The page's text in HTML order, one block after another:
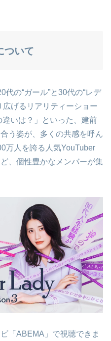
ついて
代の“ガール”と30代の“レデ
広げるリアリティーショー
違いは？」といった、建前
う姿が、多くの共感を呼ん
万人を誇る人気YouTuber
、個性豊かなメンバーが集
「ABEMA」で視聴できま